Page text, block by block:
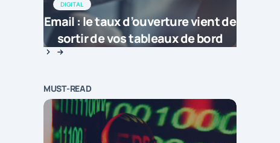
DIGITAL
Email : le taux d’ouverture vient de
sortir de vos tableaux de bord
MUST-READ